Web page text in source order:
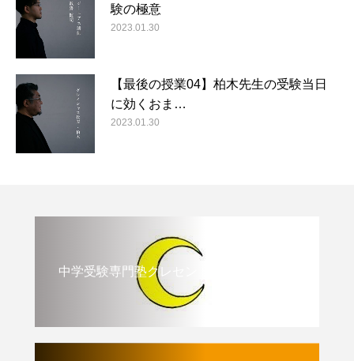
験の極意
2023.01.30
【最後の授業04】柏木先生の受験当日
に効くおま…
2023.01.30
中学受験専門塾クレセント